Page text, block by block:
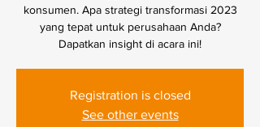
konsumen. Apa strategi transformasi 2023
yang tepat untuk perusahaan Anda?
Dapatkan insight di acara ini!
Registration is closed
See other events